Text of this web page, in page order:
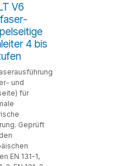
V6
4 bis
und
für
Geprüft
EN 131-1,